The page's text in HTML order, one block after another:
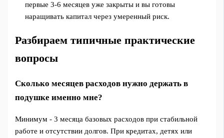
первые 3-6 месяцев уже закрыты и вы готовы
наращивать капитал через умеренный риск.
Разбираем типичные практические
вопросы
Сколько месяцев расходов нужно держать в
подушке именно мне?
Минимум - 3 месяца базовых расходов при стабильной
работе и отсутствии долгов. При кредитах, детях или